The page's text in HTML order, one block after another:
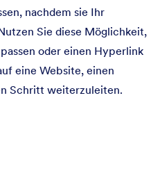
nachdem sie Ihr
Sie diese Möglichkeit,
oder einen Hyperlink
eine Website, einen
Schritt weiterzuleiten.